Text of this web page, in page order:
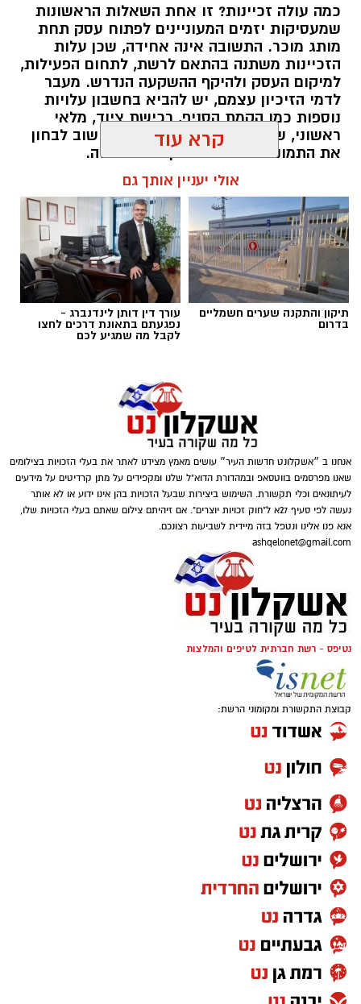
קרדיט תמונה magnific
הצרכים החברתיים משתנים – והסיוע משתנה
איתם
הרבה יותר. לצד סיוע למשפחות המתמודדות עם
קושי כלכלי, פועלות עמותות רבות למען קשישים,
חיילים בודדים, ניצולי שואה ואנשים שנקלעו
למשבר בעקבות מחלה, אובדן מקום עבודה או
אירועים בלתי צפויים. המשמעות היא שתרומה
אינה מתורגמת רק למוצר אחד או לחבילת מזון,
אלא למעטפת שלמה הכוללת מוצרים חיוניים, ציוד,
ליווי אישי ולעיתים גם סיוע נקודתי המאפשר
לאנשים לשמור על שגרת חיים מכובדת. ככל
שהצרכים משתנים, כך גם דרכי הפעולה של
הארגונים החברתיים, המפתחים מיזמים חדשים
ומעניקים מענה מותאם למציאות המשתנה
מאחורי כל תרומה עומד אדם
קל לראות בתרומה פעולה טכנית של העברת כסף
או מוצרים, אך בפועל מדובר במפגש בין אנשים.
מאחורי כל סל מזון נמצאת משפחה שמצליחה
כמה עולה זכיינות? זו אחת השאלות הראשונות
שמעסיקות יזמים המעוניינים לפתוח עסק תחת
מותג מוכר. התשובה אינה אחידה, שכן עלות
הזכיינות משתנה בהתאם לרשת, לתחום הפעילות,
למיקום העסק ולהיקף ההשקעה הנדרש. מעבר
לדמי הזיכיון עצמם, יש להביא בחשבון עלויות
נוספות כמו הקמת הסניף, רכישת ציוד, מלאי
ראשוני, שיווק והוצאות תפעול. לכן חשוב לבחון
את התמונה המלאה לפני קבלת החלטה.
תגים:כמה עולה זכיינות
קרדיט תמונה - pixabay
מה כוללת העלות של זכיינות
כאשר בוחנים כמה עולה זכיינות, חשוב להבין
שההשקעה מורכבת ממספר מרכיבים ולא רק
מתשלום חד-פעמי לרשת. כל רשת זכיינות קובעת
את תנאי ההתקשרות שלה, ולכן מבנה העלויות
עשוי להשתנות
בדרך כלל ההשקעה כוללת
קרא עוד
אולי יעניין אותך גם
תיקון והתקנה שערים חשמליים
בדרום
עורך דין דותן לינדנברג -
נפגעתם בתאונת דרכים לחצו
לקבל מה שמגיע לכם
אנחנו ב ״אשקלונט חדשות העיר״ עושים מאמץ מצידנו לאתר את בעלי הזכויות בצילומים
שאנו מפרסמים בווטסאפ ובמהדורת הדוא"ל שלנו ומקפידים על מתן קרדיטים על מידעים
לעיתונאים וכלי תקשורת. השימוש ביצירות שבעל הזכויות בהן אינו ידוע או לא אותר
נעשה לפי סעיף 27א ל"חוק זכויות יוצרים". אם זיהיתם צילום שאתם בעלי הזכויות שלו,
אנא פנו אלינו ונטפל בזה מיידית לשביעות רצונכם.
ashqelonet@gmail.com
נטיפס - רשת חברתית לטיפים והמלצות
קבוצת התקשורת ומקומוני הרשת: